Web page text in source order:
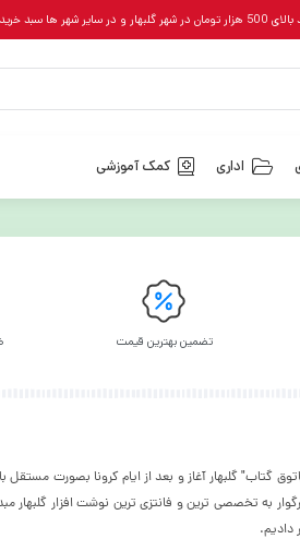
800 هزار تومان
اداری کمک آموزشی
تضمین بهترین قیمت
قالب "پاتوق گتاب" گلبهار آغاز و بعد از ایام کرونا بصورت
به تخصصی ترین و فانتزی ترین نوشت افزار گلبهار
دادیم.